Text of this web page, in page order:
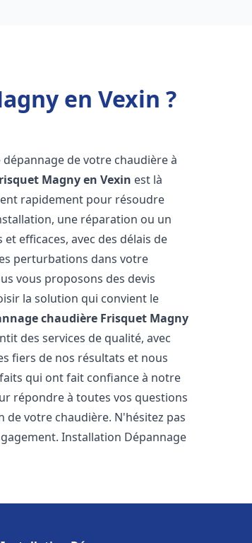
en Vexin ?
de votre chaudière à
Magny en Vexin est là
rapidement pour résoudre
une réparation ou un
efficaces, avec des délais de
perturbations dans votre
vous proposons des devis
la solution qui convient le
chaudière Frisquet Magny
des services de qualité, avec
fiers de nos résultats et nous
qui ont fait confiance à notre
répondre à toutes vos questions
votre chaudière. N'hésitez pas
Installation Dépannage